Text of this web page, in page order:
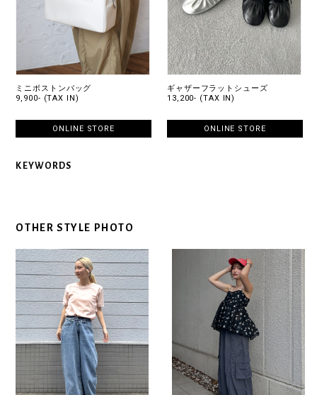
ミニボストンバッグ
9,900- (TAX IN)
ONLINE STORE
ギャザーフラットシューズ
13,200- (TAX IN)
ONLINE STORE
KEYWORDS
OTHER STYLE PHOTO